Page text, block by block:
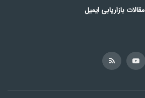
مقالات بازاریابی ایمیل